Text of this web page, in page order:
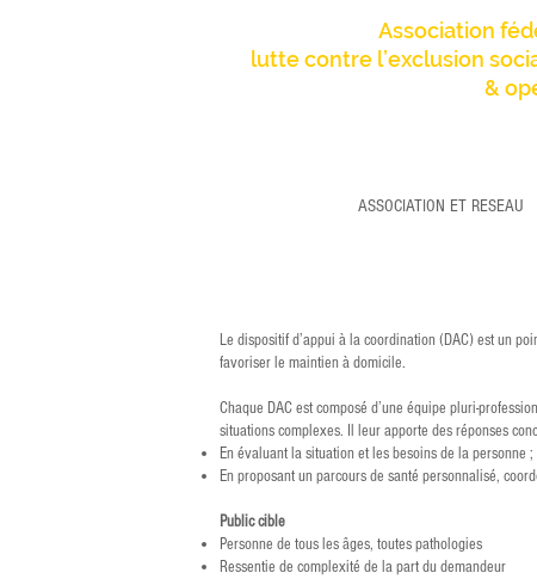
Association
lutte contre l’exclusion
&
ASSOCIATION ET RESEAU
Le dispositif d’appui à la coordination (DAC) est un
favoriser le maintien à domicile.
Chaque DAC est composé d’une équipe pluri-
situations complexes. Il leur apporte des réponses
En évaluant la situation et les besoins de la personne ;
En proposant un parcours de santé personnalisé,
Public cible
Personne de tous les âges, toutes pathologies
Ressentie de complexité de la part du demandeur